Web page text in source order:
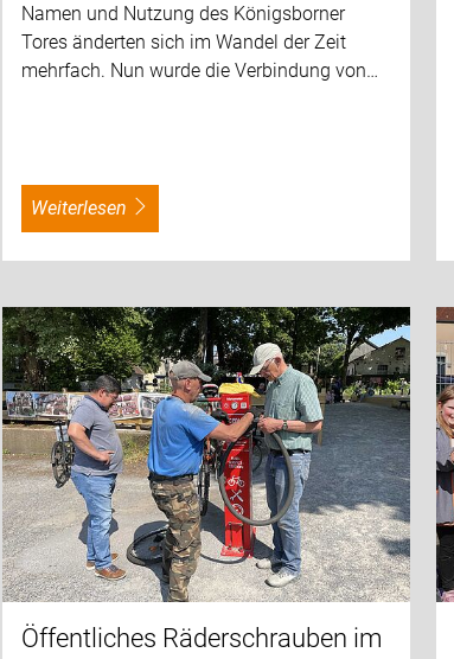
Namen und Nutzung des Königsborner
Tores änderten sich im Wandel der Zeit
mehrfach. Nun wurde die Verbindung von…
weiterlesen
Öffentliches Räderschrauben im